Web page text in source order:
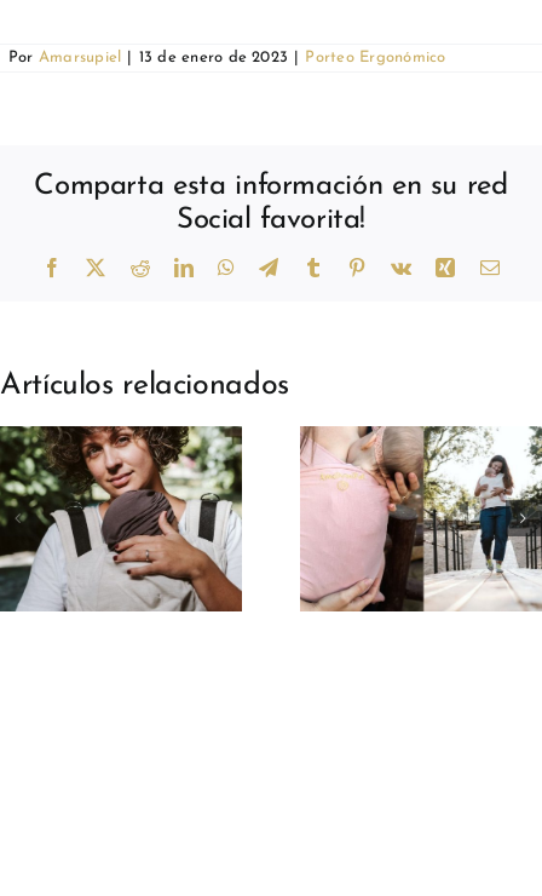
Por Amarsupiel 13 de enero de 2023 Porteo Ergonómico
Comparta esta información en su red
Social favorita!
Facebook RedditLinkedInWhatsApp
TelegramTumblr Pinterest
Vk Xing
Artículos relacionados
Porteo para
mamás
primerizas:
guía básica
para empezar
sin miedo
Porteo
mamás
posparto: